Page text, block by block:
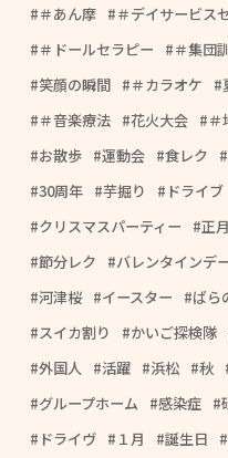
＃あん摩 ＃デイサービス
＃ドールセラピー
＃集団
笑顔の瞬間
＃カラオケ
＃音楽療法
花火大会 ＃
お散歩
運動会 食レク
30周年
芋掘り ドライブ
クリスマスパーティー
正月
節分レク
バレンタインデ
河津桜
イースター ばら
スイカ割り
かいご探検隊
外国人
活躍 浜松 秋
グループホーム
感染症
ドライヴ
１月 誕生日